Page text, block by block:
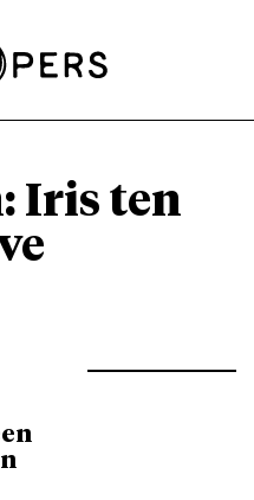
Iris ten